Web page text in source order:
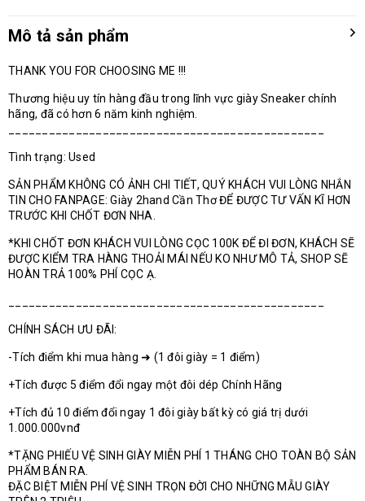
Mô tả sản phẩm
THANK YOU FOR CHOOSING ME !!!
Thương hiệu uy tín hàng đầu trong lĩnh vực giày Sneaker chính
hãng, đã có hơn 6 năm kinh nghiệm.
Tình trạng: Used
SẢN PHẨM KHÔNG CÓ ẢNH CHI TIẾT, QUÝ KHÁCH VUI LÒNG NHẮN
TIN CHO FANPAGE: Giày 2hand Cần Thơ ĐỂ ĐƯỢC TƯ VẤN KĨ HƠN
TRƯỚC KHI CHỐT ĐƠN NHA.
*KHI CHỐT ĐƠN KHÁCH VUI LÒNG CỌC 100K ĐỂ ĐI ĐƠN, KHÁCH SẼ
ĐƯỢC KIỂM TRA HÀNG THOẢI MÁI NẾU KO NHƯ MÔ TẢ, SHOP SẼ
HOÀN TRẢ 100% PHÍ CỌC Ạ.
CHÍNH SÁCH ƯU ĐÃI:
-Tích điểm khi mua hàng ➜ (1 đôi giày = 1 điểm)
+Tích được 5 điểm đổi ngay một đôi dép Chính Hãng
+Tích đủ 10 điểm đổi ngay 1 đôi giày bất kỳ có giá trị dưới
1.000.000vnđ
*TẶNG PHIẾU VỆ SINH GIÀY MIỄN PHÍ 1 THÁNG CHO TOÀN BỘ SẢN
PHẨM BÁN RA.
ĐẶC BIỆT MIỄN PHÍ VỆ SINH TRỌN ĐỜI CHO NHỮNG MẪU GIÀY